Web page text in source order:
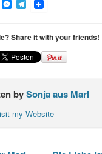
Messenger
Telegram
Share it with your friends!
bySonja aus Marl
my Website